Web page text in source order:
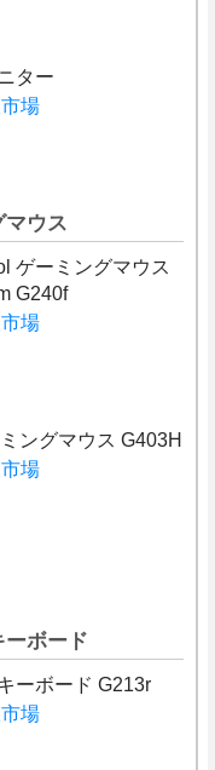
ター
場
マウス
ゲーミングマウス
G240f
場
ングマウス G403H
場
ーボード
ーボード G213r
場